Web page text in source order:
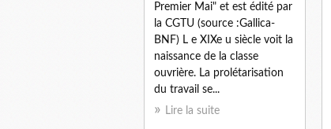
Premier Mai" et est édité par
la CGTU (source :Gallica-
BNF) L e XIXe u siècle voit la
naissance de la classe
ouvrière. La prolétarisation
du travail se...
Lire la suite